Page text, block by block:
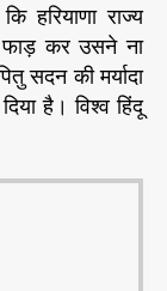
हरियाणा राज्य
फाड़ कर उसने ना
सदन की मर्यादा
है। विश्व हिंदू